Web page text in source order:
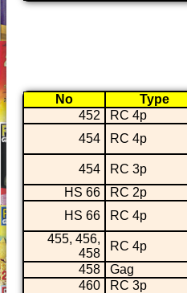
No Type
452
RC 4p
454
RC 4p
454
RC 3p
HS 66
RC 2p
HS 66
RC 4p
455, 456,
458
RC 4p
458
Gag
460
RC 3p